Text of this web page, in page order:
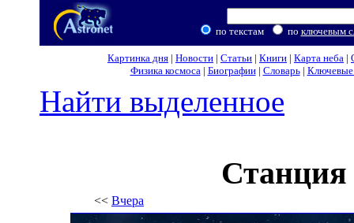
по текстам по ключевым
Картинка дня | Новости | Статьи | Книги | Карта неба |
Физика космоса| Биографии| Словарь| Ключевые
Найти выделенное
<< Вчера